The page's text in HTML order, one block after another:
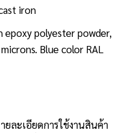
iron
polyester powder,
Blue color RAL
ละเอียดการใช้งานสินค้า